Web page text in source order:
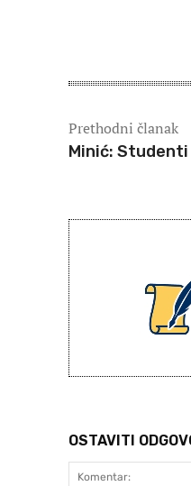
Prethodni članak
Minić:
OSTAVITI